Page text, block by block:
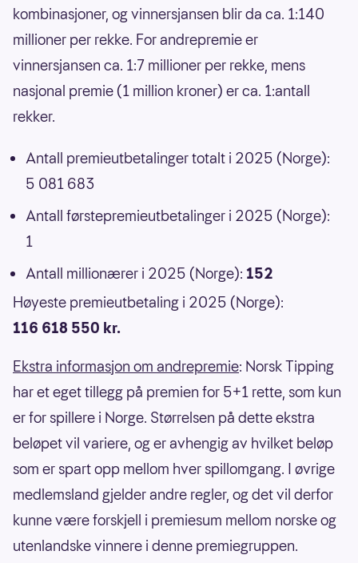
kombinasjoner, og vinnersjansen blir da ca. 1:140
millioner per rekke. For andrepremie er
vinnersjansen ca. 1:7 millioner per rekke, mens
nasjonal premie (1 million kroner) er ca. 1:antall
rekker.
Antall premieutbetalinger totalt i 2025 (Norge):
5 081 683
Antall førstepremieutbetalinger i 2025 (Norge):
1
Antall millionærer i 2025 (Norge): 152
Høyeste premieutbetaling i 2025 (Norge):
116 618 550 kr.
Ekstra informasjon om andrepremie: Norsk Tipping
har et eget tillegg på premien for 5+1 rette, som kun
er for spillere i Norge. Størrelsen på dette ekstra
beløpet vil variere, og er avhengig av hvilket beløp
som er spart opp mellom hver spillomgang. I øvrige
medlemsland gjelder andre regler, og det vil derfor
kunne være forskjell i premiesum mellom norske og
utenlandske vinnere i denne premiegruppen.